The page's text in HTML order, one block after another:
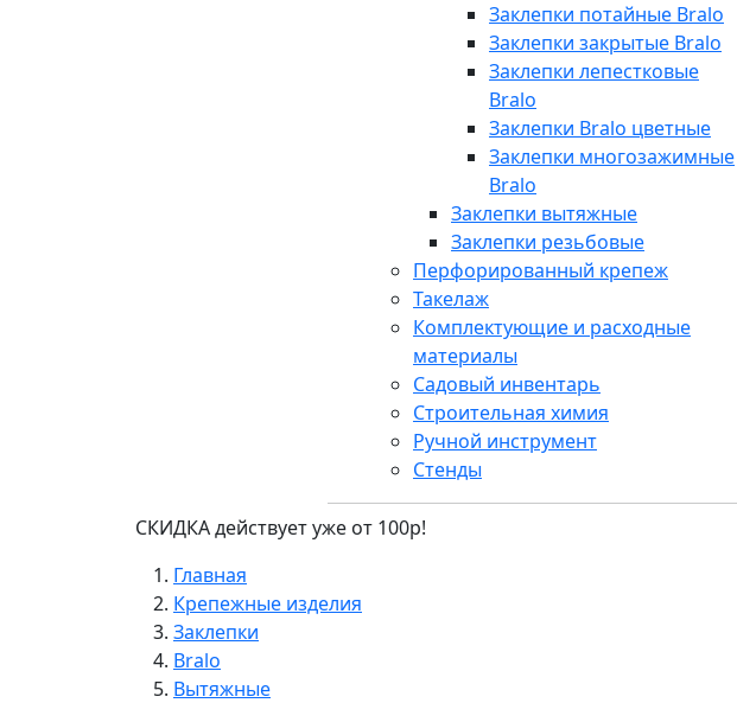
Заклепки потайные Bralo
Заклепки закрытые Bralo
Заклепки лепестковые
Bralo
Заклепки Bralo цветные
Заклепки многозажимные
Bralo
Заклепки вытяжные
Заклепки резьбовые
Перфорированный крепеж
Такелаж
Комплектующие и расходные
материалы
Садовый инвентарь
Строительная химия
Ручной инструмент
Стенды
СКИДКА действует уже от 100р!
Главная
Крепежные изделия
Заклепки
Bralo
Вытяжные